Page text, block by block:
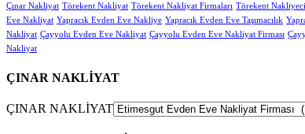
Çınar Nakliyat Törekent Nakliyat Törekent Nakliyat Firmaları Törekent Nakliyeci
Eve Nakliyat Yapracık Evden Eve Nakliye Yapracık Evden Eve Taşımacılık
Nakliyat Çayyolu Evden Eve Nakliyat Çayyolu Evden Eve Nakliyat Firması
Nakliyat
ÇINAR NAKLİYAT
ÇINAR NAKLİYAT